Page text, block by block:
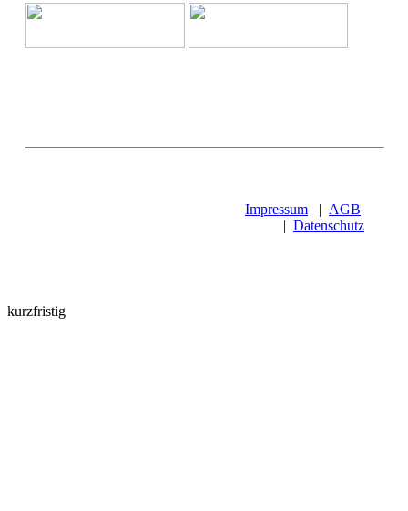
Impressum | AGB
| Datenschutz
kurzfristig